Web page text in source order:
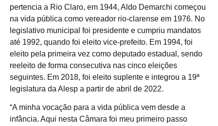
pertencia a Rio Claro, em 1944, Aldo Demarchi começou
na vida pública como vereador rio-clarense em 1976. No
legislativo municipal foi presidente e cumpriu mandatos
até 1992, quando foi eleito vice-prefeito. Em 1994, foi
eleito pela primeira vez como deputado estadual, sendo
reeleito de forma consecutiva nas cinco eleições
seguintes. Em 2018, foi eleito suplente e integrou a 19ª
legislatura da Alesp a partir de abril de 2022.
“A minha vocação para a vida pública vem desde a
infância. Aqui nesta Câmara foi meu primeiro passo